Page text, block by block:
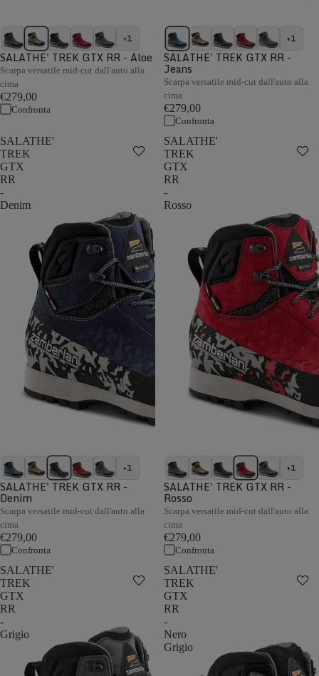
+1
SALATHE' TREK GTX RR - Aloe
Scarpa versatile mid-cut dall'auto alla
cima
€279,00
Confronta
+1
SALATHE' TREK GTX RR -
Jeans
Scarpa versatile mid-cut dall'auto alla
cima
€279,00
Confronta
SALATHE'
TREK
GTX
RR
-
Denim
+1
SALATHE' TREK GTX RR -
Denim
Scarpa versatile mid-cut dall'auto alla
cima
€279,00
Confronta
SALATHE'
TREK
GTX
RR
-
Rosso
+1
SALATHE' TREK GTX RR -
Rosso
Scarpa versatile mid-cut dall'auto alla
cima
€279,00
Confronta
SALATHE'
TREK
GTX
RR
-
Grigio
SALATHE'
TREK
GTX
RR
-
Nero
Grigio